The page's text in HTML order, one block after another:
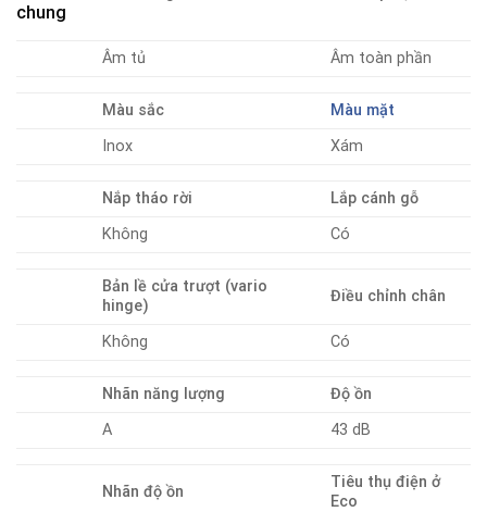
chung
Âm tủ Âm toàn phần
Màu sắc
Màu mặt
Inox
Xám
Nắp tháo rời
Lắp cánh gỗ
Không
Có
Bản lề cửa trượt (vario
hinge)
Điều chỉnh chân
Không Có
Nhãn năng lượng
Độ ồn
A
43 dB
Nhãn độ ồn
Tiêu thụ điện ở
Eco